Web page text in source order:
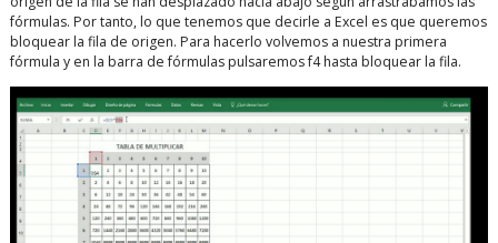
fórmulas. Por tanto, lo que tenemos que decirle a Excel es que queremos
bloquear la fila de origen. Para hacerlo volvemos a nuestra primera
fórmula y en la barra de fórmulas pulsaremos f4 hasta bloquear la fila.